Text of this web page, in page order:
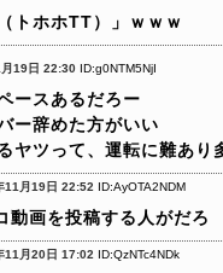
トホホTT）」ｗｗｗ
19日 22:30 ID:g0NTM5NjI
ースあるだろー
ー辞めた方がいい
ヤツって、運転に難あり
11月19日 22:52 ID:AyOTA2NDM
動画を投稿する人がだろ
11月20日 17:02 ID:QzNTc4NDk